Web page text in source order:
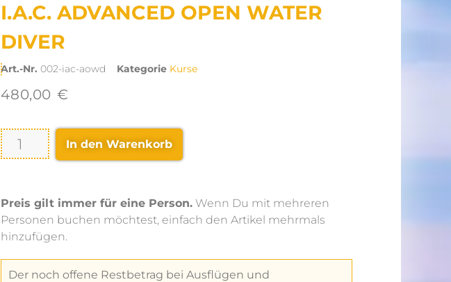
I.A.C. ADVANCED OPEN WATER
DIVER
Art.-Nr.002-iac-aowd Kategorie Kurse
480,00 €
In den Warenkorb
Preis gilt immer für eine Person. Wenn Du mit mehreren
Personen buchen möchtest, einfach den Artikel mehrmals
hinzufügen.
Der noch offene Restbetrag bei Ausflügen und